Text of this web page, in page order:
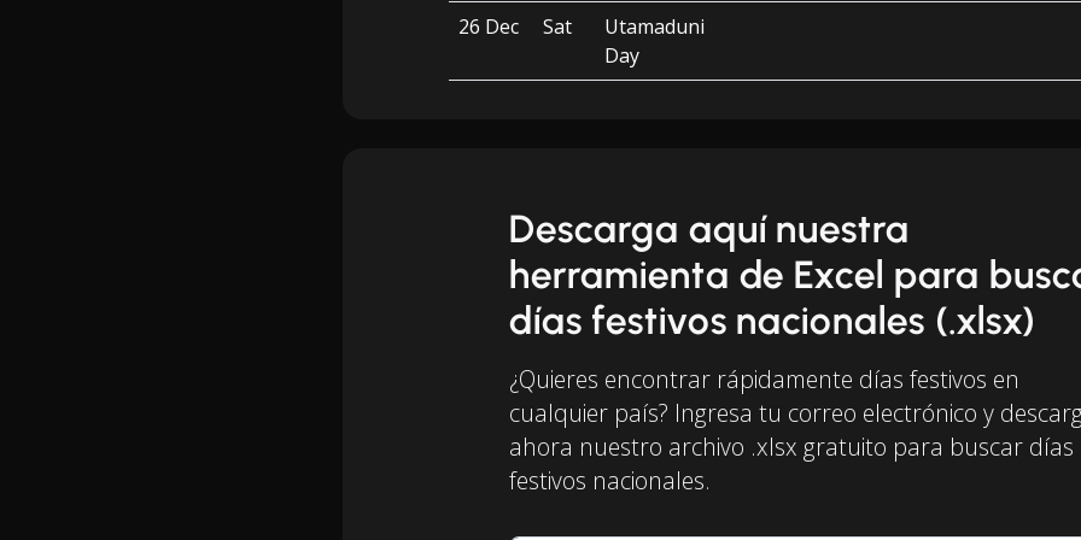
26 Dec
Sat
Utamaduni
Day
Descarga aquí nuestra
herramienta de Excel para
días festivos nacionales (.xlsx)
¿Quieres encontrar rápidamente días festivos en
cualquier país? Ingresa tu correo electrónico y
ahora nuestro archivo .xlsx gratuito para buscar días
festivos nacionales.